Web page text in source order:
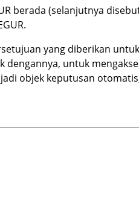
berada (selanjutnya
yang diberikan
dengannya, untuk
objek keputusan